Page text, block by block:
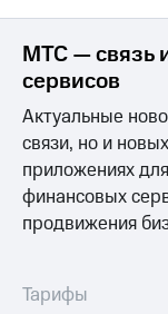
"МТС"
МТС — связь
сервисов
Актуальные
связи, но и
приложениях
финансовых
продвижения
Тарифы